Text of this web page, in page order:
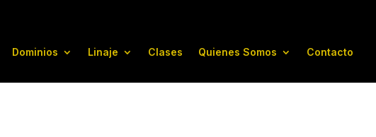
Dominios Linaje Clases Quienes Somos Contacto